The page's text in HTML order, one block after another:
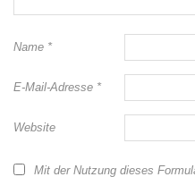
Name *
E-Mail-Adresse *
Website
Mit der Nutzung dieses